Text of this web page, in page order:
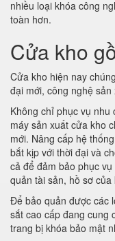
nhiều loại khóa công
toàn hơn.
Cửa kho
Cửa kho hiện nay
đại mới, công nghệ sản
Không chỉ phục vụ
máy sản xuất cửa kho
mới. Nâng cấp hệ
bắt kịp với thời đại và
cả để đảm bảo phục
quản tài sản, hồ sơ của
Để bảo quản được các
sắt cao cấp đang cung
trang bị khóa bảo mật